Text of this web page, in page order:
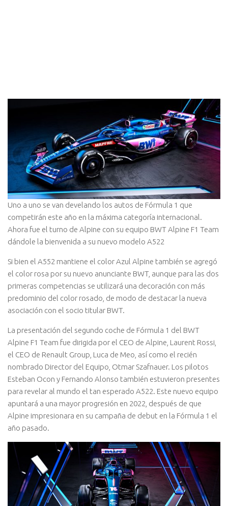
Uno a uno se van develando los autos de Fórmula 1 que
competirán este año en la máxima categoría internacional.
Ahora fue el turno de Alpine con su equipo BWT Alpine F1 Team
dándole la bienvenida a su nuevo modelo A522
Si bien el A552 mantiene el color Azul Alpine también se agregó
el color rosa por su nuevo anunciante BWT, aunque para las dos
primeras competencias se utilizará una decoración con más
predominio del color rosado, de modo de destacar la nueva
asociación con el socio titular BWT.
La presentación del segundo coche de Fórmula 1 del BWT
Alpine F1 Team fue dirigida por el CEO de Alpine, Laurent Rossi,
el CEO de Renault Group, Luca de Meo, así como el recién
nombrado Director del Equipo, Otmar Szafnauer. Los pilotos
Esteban Ocon y Fernando Alonso también estuvieron presentes
para revelar al mundo el tan esperado A522. Este nuevo equipo
apuntará a una mayor progresión en 2022, después de que
Alpine impresionara en su campaña de debut en la Fórmula 1 el
año pasado.